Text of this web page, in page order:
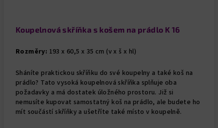
Koupelnová skříňka s košem na prádlo K 16
Rozměry: 193 x 60,5 x 35 cm (v x š x hl)
Sháníte praktickou skříňku do své koupelny a také koš na
prádlo? Tato vysoká koupelnová skříňka splňuje oba
požadavky a má dostatek úložného prostoru. Již si
nemusíte kupovat samostatný koš na prádlo, ale budete ho
mít součástí skříňky a ušetříte také místo v koupelně.